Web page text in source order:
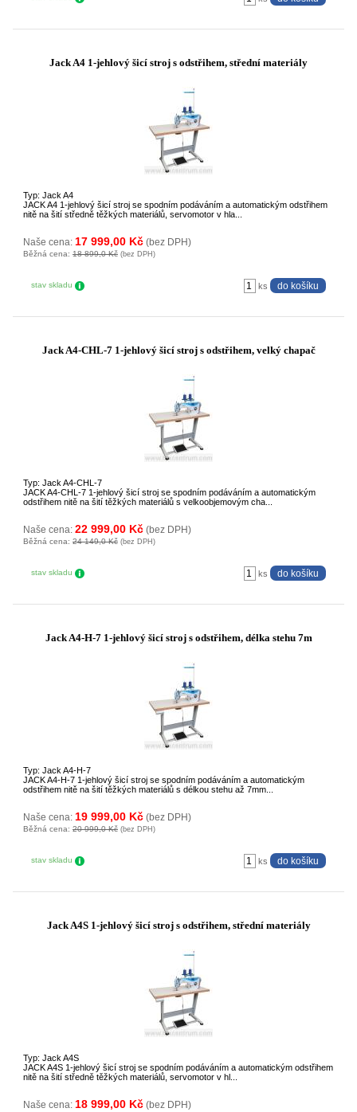
Jack A4 1-jehlový šicí stroj s odstřihem, střední materiály
Typ: Jack A4
JACK A4 1-jehlový šicí stroj se spodním podáváním a automatickým odstřihem
nitě na šití středně těžkých materiálů, servomotor v hla...
Naše cena: 17 999,00 Kč (bez DPH)
Běžná cena: 18 899,0 Kč (bez DPH)
stav skladu ks
Jack A4-CHL-7 1-jehlový šicí stroj s odstřihem, velký chapač
Typ: Jack A4-CHL-7
JACK A4-CHL-7 1-jehlový šicí stroj se spodním podáváním a automatickým
odstřihem nitě na šití těžkých materiálů s velkoobjemovým cha...
Naše cena: 22 999,00 Kč (bez DPH)
Běžná cena: 24 149,0 Kč (bez DPH)
stav skladu ks
Jack A4-H-7 1-jehlový šicí stroj s odstřihem, délka stehu 7m
Typ: Jack A4-H-7
JACK A4-H-7 1-jehlový šicí stroj se spodním podáváním a automatickým
odstřihem nitě na šití těžkých materiálů s délkou stehu až 7mm...
Naše cena: 19 999,00 Kč (bez DPH)
Běžná cena: 20 999,0 Kč (bez DPH)
stav skladu ks
Jack A4S 1-jehlový šicí stroj s odstřihem, střední materiály
Typ: Jack A4S
JACK A4S 1-jehlový šicí stroj se spodním podáváním a automatickým odstřihem
nitě na šití středně těžkých materiálů, servomotor v hl...
Naše cena: 18 999,00 Kč (bez DPH)